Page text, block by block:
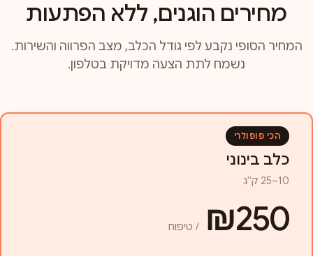
מחירים הוגנים, ללא הפתעות
המחיר הסופי נקבע לפי גודל הכלב, מצב הפרווה והשירות.
נשמח לתת הצעה מדויקת בטלפון.
הכי פופולרי
כלב בינוני
10–25 ק"ג
₪250 / טיפוח